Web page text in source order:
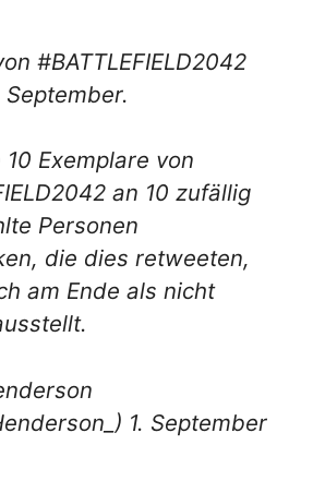
#BATTLEFIELD2042
Exemplare von
an 10 zufällig
Personen
die dies retweeten,
am Ende als nicht
1. September